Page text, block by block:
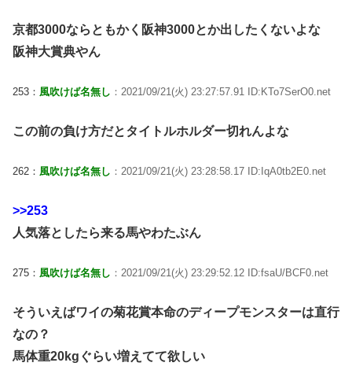
京都3000ならともかく阪神3000とか出したくないよな
阪神大賞典やん
253： 風吹けば名無し ：2021/09/21(火) 23:27:57.91 ID:KTo7SerO0.net
この前の負け方だとタイトルホルダー切れんよな
262： 風吹けば名無し ：2021/09/21(火) 23:28:58.17 ID:IqA0tb2E0.net
>>253
人気落としたら来る馬やわたぶん
275： 風吹けば名無し ：2021/09/21(火) 23:29:52.12 ID:fsaU/BCF0.net
そういえばワイの菊花賞本命のディープモンスターは直行
なの？
馬体重20kgぐらい増えてて欲しい